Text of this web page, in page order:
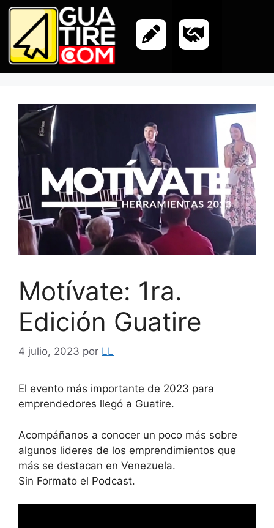
Motívate: 1ra.
Edición Guatire
4 julio, 2023 por LL
El evento más importante de 2023 para
emprendedores llegó a Guatire.
Acompáñanos a conocer un poco más sobre
algunos lideres de los emprendimientos que
más se destacan en Venezuela.
Sin Formato el Podcast.